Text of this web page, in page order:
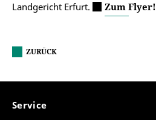
Landgericht Erfurt.
Zum Flyer!
ZURÜCK
Service